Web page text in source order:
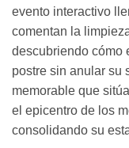
evento interactivo
comentan la
descubriendo cómo
postre sin anular su
memorable que
el epicentro de los
consolidando su